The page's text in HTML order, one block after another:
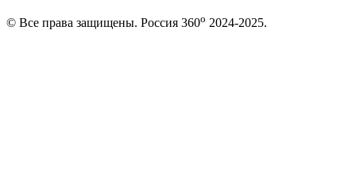
© Все права защищены. Россия 360o 2024-2025.